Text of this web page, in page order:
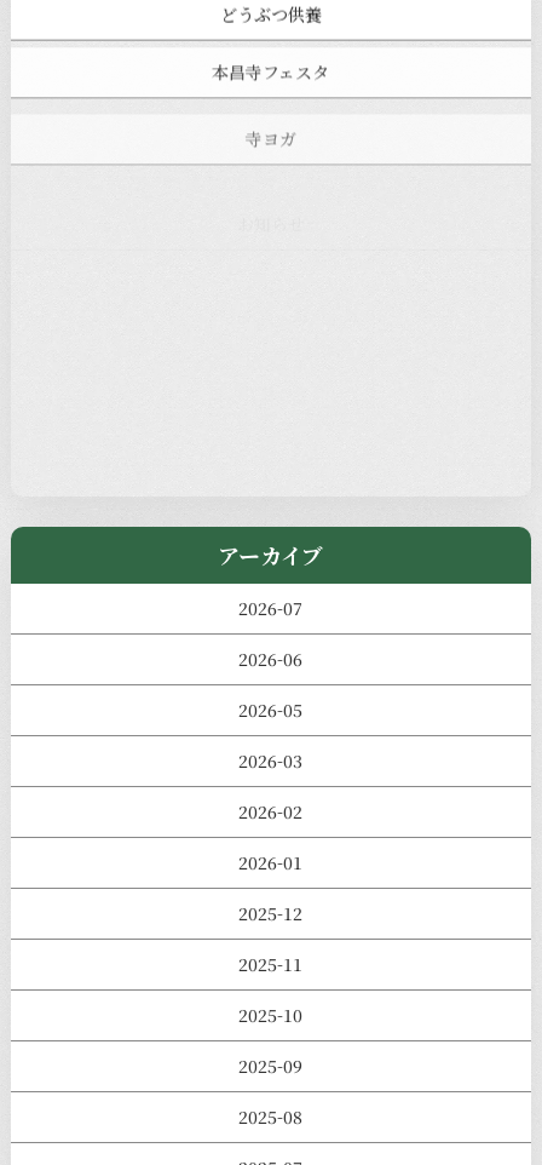
どうぶつ供養
本昌寺フェスタ
お知らせ
アーカイブ
2026-07
2026-06
2026-05
2026-03
2026-02
2026-01
2025-12
2025-11
2025-10
2025-09
2025-08